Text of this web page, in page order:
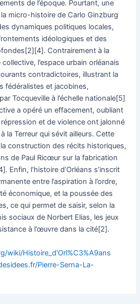
de l’époque. Pourtant, une
micro-histoire de Carlo Ginzburg
dynamiques politiques locales,
idéologiques et des
Contrairement à la
l’espace urbain orléanais
contradictoires, illustrant la
fédéralistes et jacobines,
Tocqueville à l’échelle nationale[5]
a opéré un effacement, oubliant
et de violence ont jalonné
la Terreur qui sévit ailleurs. Cette
construction des récits historiques,
de Paul Ricœur sur la fabrication
Enfin, l’histoire d’Orléans s’inscrit
entre l’aspiration à l’ordre,
économique, et la poussée des
ce qui permet de saisir, selon la
sociaux de Norbert Elias, les jeux
à l’œuvre dans la cité[2].
wiki/Histoire_d'Orl%C3%A9ans
Pierre-Serna-La-